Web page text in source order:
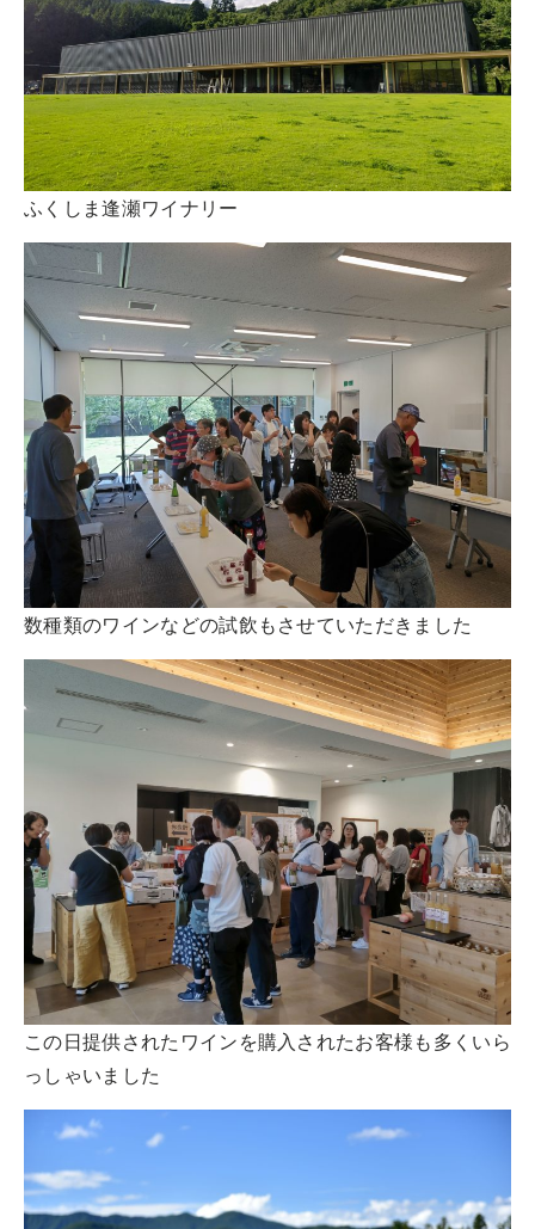
ふくしま逢瀬ワイナリー
数種類のワインなどの試飲もさせていただきました
この日提供されたワインを購入されたお客様も多くいら
っしゃいました